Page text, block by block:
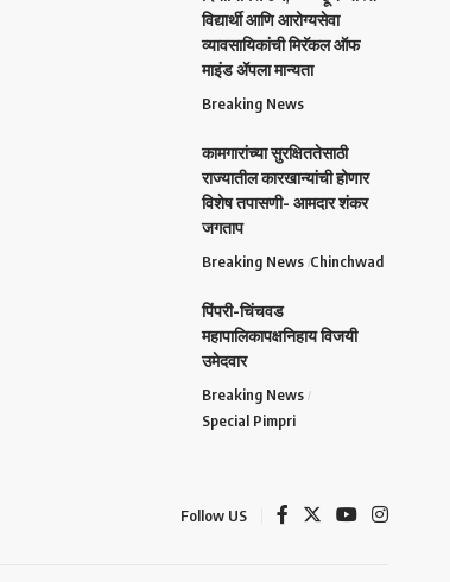
विद्यार्थी आणि आरोग्यसेवा
व्यावसायिकांची मिरॅकल ऑफ
माइंड ॲपला मान्यता
Breaking News
कामगारांच्या सुरक्षिततेसाठी
राज्यातील कारखान्यांची होणार
विशेष तपासणी- आमदार शंकर
जगताप
Breaking News Chinchwad
पिंपरी-चिंचवड
महापालिकापक्षनिहाय विजयी
उमेदवार
Breaking News
Special Pimpri
Follow US